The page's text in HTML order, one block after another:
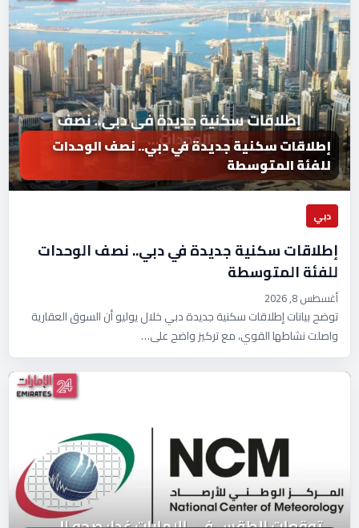
إطلاقات سكنية جديدة في دبي.. نصف الوحدات
للفئة المتوسطة
دبي
إطلاقات سكنية جديدة في دبي.. نصف الوحدات
للفئة المتوسطة
أغسطس 8, 2026
توضح بيانات إطلاقات سكنية جديدة دبي خلال يوليو أن السوق العقارية
واصلت نشاطها القوي، مع تركيز واضح على…